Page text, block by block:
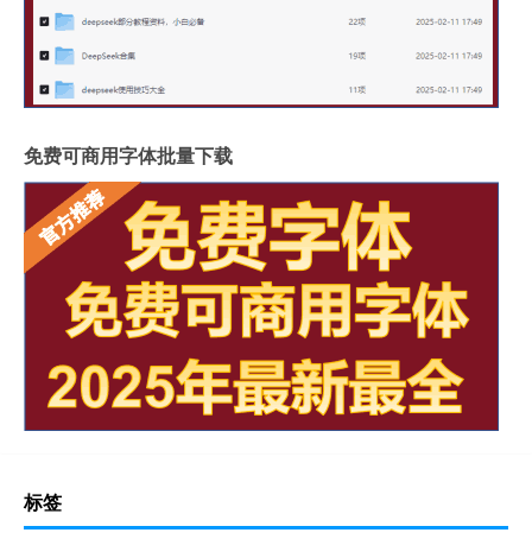
免费可商用字体批量下载
标签